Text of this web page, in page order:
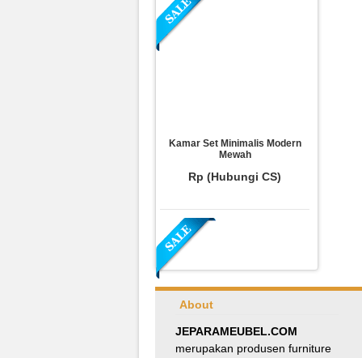
Kamar Set Minimalis Modern
Mewah
Rp (Hubungi CS)
About
JEPARAMEUBEL.COM
merupakan produsen furniture